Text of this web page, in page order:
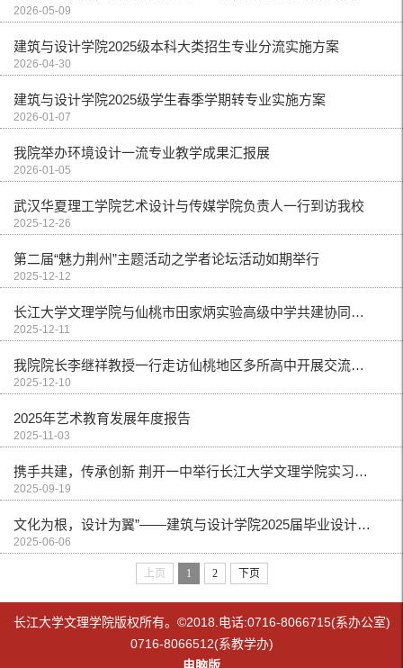
2026-05-09
建筑与设计学院2025级本科大类招生专业分流实施方案
2026-04-30
建筑与设计学院2025级学生春季学期转专业实施方案
2026-01-07
我院举办环境设计一流专业教学成果汇报展
2026-01-05
武汉华夏理工学院艺术设计与传媒学院负责人一行到访我校
2025-12-26
第二届“魅力荆州”主题活动之学者论坛活动如期举行
2025-12-12
长江大学文理学院与仙桃市田家炳实验高级中学共建协同育人基地
2025-12-11
我院院长李继祥教授一行走访仙桃地区多所高中开展交流合作
2025-12-10
2025年艺术教育发展年度报告
2025-11-03
携手共建，传承创新 荆开一中举行长江大学文理学院实习实训基地暨郢城泥陶非遗工作室揭牌仪式
2025-09-19
文化为根，设计为翼”——建筑与设计学院2025届毕业设计展开幕式
2025-06-06
上页 1 2 下页
长江大学文理学院版权所有。©2018.电话:0716-8066715(系办公室)
0716-8066512(系教学办)